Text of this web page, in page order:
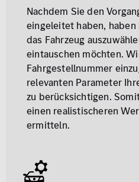
Nachdem Sie den
eingeleitet haben,
das Fahrzeug
eintauschen möchten.
Fahrgestellnummer
relevanten Parameter
zu berücksichtigen.
einen realistischeren
ermitteln.